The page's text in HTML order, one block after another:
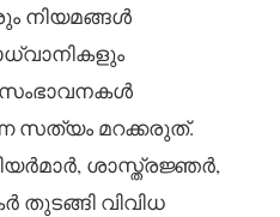
നിയമങ്ങൾ
സംഭാവനകൾ
സത്യം മറക്കരുത്.
ശാസ്ത്രജ്ഞർ,
തുടങ്ങി വിവിധ